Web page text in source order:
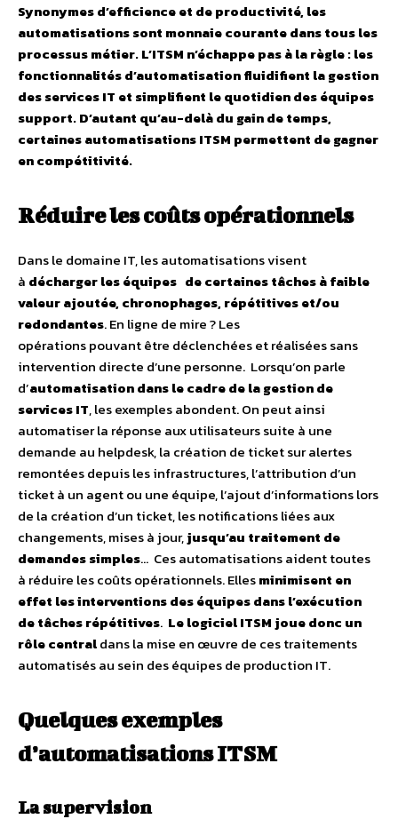
Synonymes d’efficience et de productivité, les
automatisations sont monnaie courante dans tous les
processus métier. L’ITSM n’échappe pas à la règle : les
fonctionnalités d’automatisation fluidifient la gestion
des services IT et simplifient le quotidien des équipes
support. D’autant qu’au-delà du gain de temps,
certaines automatisations ITSM permettent de gagner
en compétitivité.
Réduire les coûts opérationnels
Dans le domaine IT, les automatisations visent
à décharger les équipes de certaines tâches à faible
valeur ajoutée, chronophages, répétitives et/ou
redondantes. En ligne de mire ? Les
opérations pouvant être déclenchées et réalisées sans
intervention directe d’une personne. Lorsqu’on parle
d’automatisation dans le cadre de la gestion de
services IT, les exemples abondent. On peut ainsi
automatiser la réponse aux utilisateurs suite à une
demande au helpdesk, la création de ticket sur alertes
remontées depuis les infrastructures, l’attribution d’un
ticket à un agent ou une équipe, l’ajout d’informations lors
de la création d’un ticket, les notifications liées aux
changements, mises à jour,jusqu’au traitement de
demandes simples… Ces automatisations aident toutes
à réduire les coûts opérationnels. Ellesminimisent en
effet les interventions des équipes dans l’exécution
de tâches répétitives. Le logiciel ITSM joue donc un
rôle centraldans la mise en œuvre de ces traitements
automatisés au sein des équipes de production IT.
Quelques exemples
d’automatisations ITSM
La supervision